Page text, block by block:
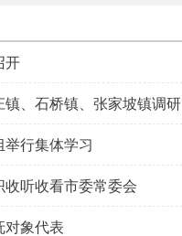
开
镇、石桥镇、张家坡镇调研
举行集体学习
听收看市委常委会
对象代表